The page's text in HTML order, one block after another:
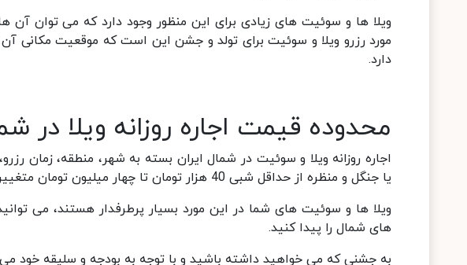
ویلا ها و سوئیت های زیادی برای این منظور وجود دارد که می توان آن
مورد رزرو ویلا و سوئیت برای تولد و جشن این است که موقعیت مکانی
دارد.
محدوده قیمت اجاره روزانه ویلا در
اجاره روزانه ویلا و سوئیت در شمال ایران بسته به شهر، منطقه، زمان
یا جنگل و منظره از حداقل شبی 40 هزار تومان تا چهار میلیون تومان متغییر است.
ویلا ها و سوئیت های شما در این مورد بسیار پرطرفدار هستند، می
های شمال را پیدا کنید.
به جشنی که می خواهید داشته باشید و با توجه به بودجه و سلیقه خود می